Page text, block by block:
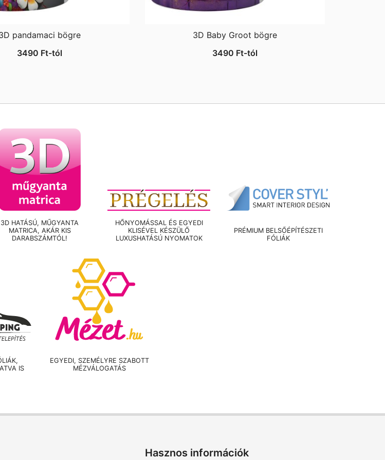
pandamaci bögre
3490 Ft-tól
3D Baby Groot bögre
3490 Ft-tól
3D HATÁSÚ, MŰGYANTA
MATRICA, AKÁR KIS
DARABSZÁMTÓL!
HŐNYOMÁSSAL ÉS EGYEDI
KLISÉVEL KÉSZÜLŐ
LUXUSHATÁSÚ NYOMATOK
PRÉMIUM BELSŐÉPÍTÉSZETI
FÓLIÁK
IS
EGYEDI, SZEMÉLYRE SZABOTT
MÉZVÁLOGATÁS
Hasznos információk